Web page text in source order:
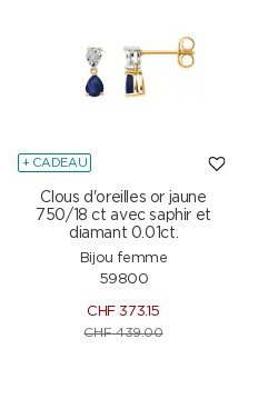
+ CADEAU
Clous d'oreilles or jaune
750/18 ct avec saphir et
diamant 0.01ct.
Bijou femme
59800
CHF373.15
CHF439.00